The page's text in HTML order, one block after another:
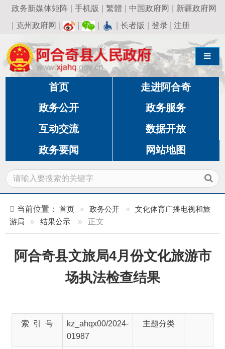
政务新媒体矩阵 | 手机版 繁體 | 中国政府网 | 新疆政府网
克州政府网 | | | 长者版 | 登录|注册
导航切换
首页 走进阿合奇
政务公开 政务服务
互动交流 数据开放
政务要闻 网站地图
游局
» 结果公示 » 正文
阿合奇县文旅局4月份文化旅游市
场执法检查结果
kz_ahqx00/2024-
主题分类
发布机构
阿合奇县文化体
育广播电视和旅
游局
发布日期
2024-
04-30